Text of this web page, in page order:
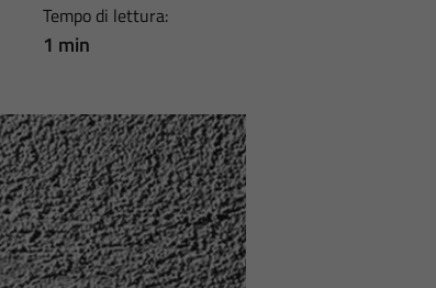
Tempo di lettura:
1 min